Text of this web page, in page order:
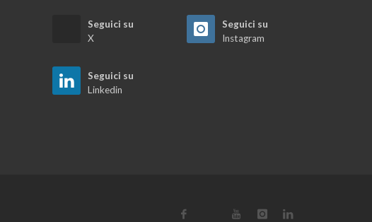
Seguici su
X
Seguici su
Instagram
Seguici su
Linkedin